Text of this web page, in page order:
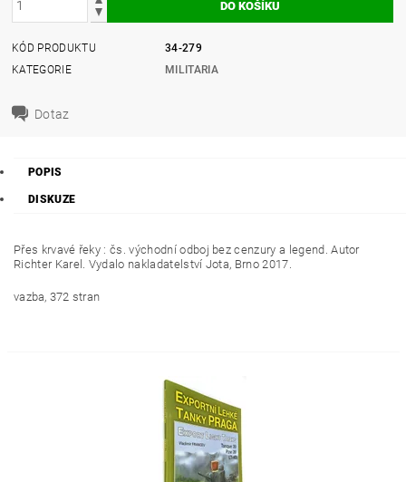
KÓD PRODUKTU
34-279
KATEGORIE
MILITARIA
Dotaz
POPIS
DISKUZE
Přes krvavé řeky : čs. východní odboj bez cenzury a legend. Autor
Richter Karel. Vydalo nakladatelství Jota, Brno 2017.
vazba, 372 stran